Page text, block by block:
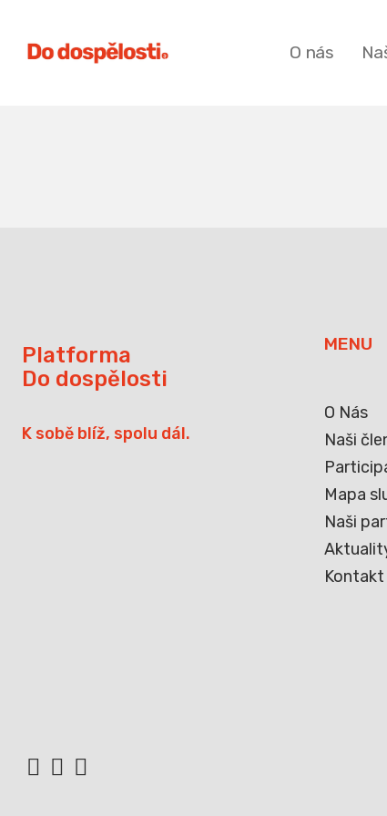
O nás
Platforma
Do dospělosti
K sobě blíž, spolu dál.
MENU
O Nás
Naši
Mapa
Naši
Kontakt